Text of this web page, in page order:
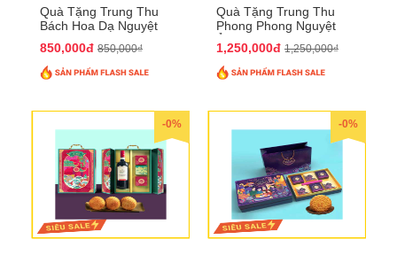
Quà Tặng Trung Thu
Bách Hoa Dạ Nguyệt
850,000đ 850,000₫
Quà Tặng Trung Thu
Phong Phong Nguyệt
1,250,000đ 1,250,000₫
-0% -0%